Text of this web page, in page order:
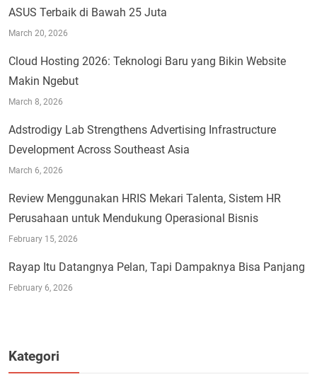
ASUS Terbaik di Bawah 25 Juta
March 20, 2026
Cloud Hosting 2026: Teknologi Baru yang Bikin Website
Makin Ngebut
March 8, 2026
Adstrodigy Lab Strengthens Advertising Infrastructure
Development Across Southeast Asia
March 6, 2026
Review Menggunakan HRIS Mekari Talenta, Sistem HR
Perusahaan untuk Mendukung Operasional Bisnis
February 15, 2026
Rayap Itu Datangnya Pelan, Tapi Dampaknya Bisa Panjang
February 6, 2026
Kategori